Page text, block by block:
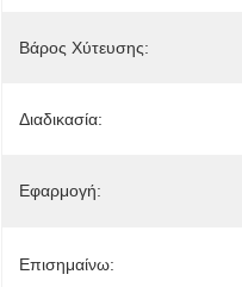
Βάρος Χύτευσης:
Διαδικασία:
Εφαρμογή:
Επισημαίνω: